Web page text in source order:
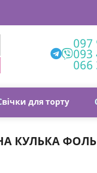
вічки для торту
097
093
066
КУЛЬКА